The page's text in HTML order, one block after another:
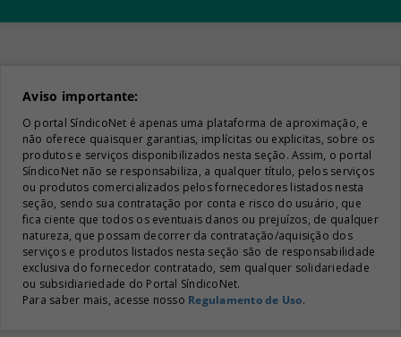
Aviso importante:
O portal SíndicoNet é apenas uma plataforma de aproximação, e
não oferece quaisquer garantias, implícitas ou explicitas, sobre os
produtos e serviços disponibilizados nesta seção. Assim, o portal
SíndicoNet não se responsabiliza, a qualquer título, pelos serviços
ou produtos comercializados pelos fornecedores listados nesta
seção, sendo sua contratação por conta e risco do usuário, que
fica ciente que todos os eventuais danos ou prejuízos, de qualquer
natureza, que possam decorrer da contratação/aquisição dos
serviços e produtos listados nesta seção são de responsabilidade
exclusiva do fornecedor contratado, sem qualquer solidariedade
ou subsidiariedade do Portal SíndicoNet.
Para saber mais, acesse nosso Regulamento de Uso.